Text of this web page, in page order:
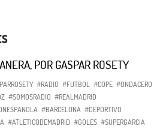
POR GASPAR ROSETY
#RADIO #FUTBOL #COPE #ONDACERO
#SOMOSRADIO #REALMADRID
#BARCELONA #DEPORTIVO
#ATLETICODEMADRID #GOLES #SUPERGARCIA